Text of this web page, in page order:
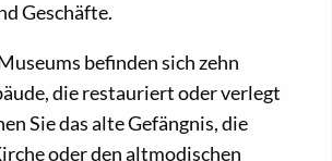
Geschäfte.
befinden sich zehn
die restauriert oder verlegt
Sie das alte Gefängnis, die
oder den altmodischen